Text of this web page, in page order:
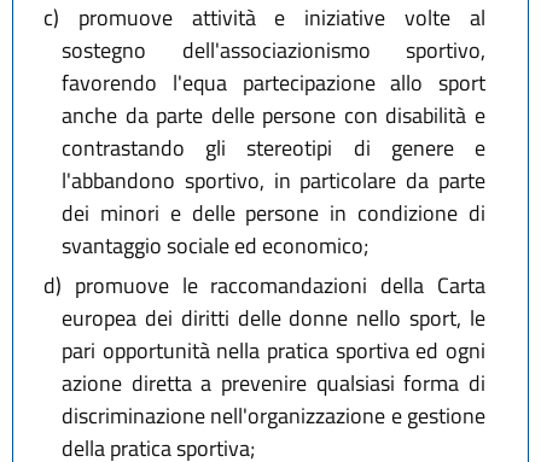
c) promuove attività e iniziative volte al
sostegno dell'associazionismo sportivo,
favorendo l'equa partecipazione allo sport
anche da parte delle persone con disabilità e
contrastando gli stereotipi di genere e
l'abbandono sportivo, in particolare da parte
dei minori e delle persone in condizione di
svantaggio sociale ed economico;
d) promuove le raccomandazioni della Carta
europea dei diritti delle donne nello sport, le
pari opportunità nella pratica sportiva ed ogni
azione diretta a prevenire qualsiasi forma di
discriminazione nell'organizzazione e gestione
della pratica sportiva;